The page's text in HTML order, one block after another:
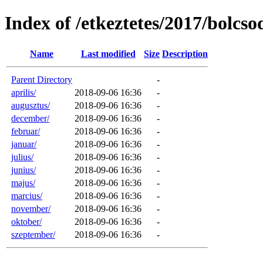
Index of /etkeztetes/2017/
Name Last modified Size Description
Parent Directory
-
aprilis/
2018-09-06 16:36
-
augusztus/
2018-09-06 16:36
-
december/
2018-09-06 16:36
-
februar/
2018-09-06 16:36
-
januar/
2018-09-06 16:36
-
julius/
2018-09-06 16:36
-
junius/
2018-09-06 16:36
-
majus/
2018-09-06 16:36
-
marcius/
2018-09-06 16:36
-
november/
2018-09-06 16:36
-
oktober/
2018-09-06 16:36
-
szeptember/
2018-09-06 16:36 -